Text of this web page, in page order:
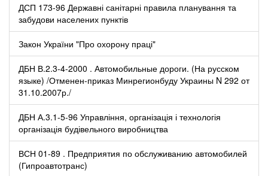
ДСП 173-96 Державні санітарні правила планування та
забудови населених пунктів
Закон України "Про охорону праці"
ДБН В.2.3-4-2000 . Автомобильные дороги. (На русском
языке) /Отменен-приказ Минрегионбуду Украины N 292 от
31.10.2007р./
ДБН А.3.1-5-96 Управління, організація і технологія
організація будівельного виробництва
ВСН 01-89 . Предприятия по обслуживанию автомобилей
(Гипроавтотранс)